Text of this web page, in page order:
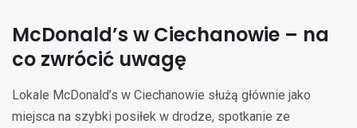
McDonald’s w Ciechanowie – na
co zwrócić uwagę
Lokale McDonald’s w Ciechanowie służą głównie jako
miejsca na szybki posiłek w drodze, spotkanie ze